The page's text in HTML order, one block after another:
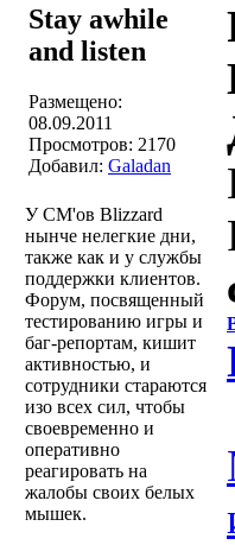
Stay awhile
and listen
Размещено:
08.09.2011
Просмотров: 2170
Добавил: Galadan
У CM'ов Blizzard
нынче нелегкие дни,
также как и у службы
поддержки клиентов.
Форум, посвященный
тестированию игры и
баг-репортам, кишит
активностью, и
сотрудники стараются
изо всех сил, чтобы
своевременно и
оперативно
реагировать на
жалобы своих белых
мышек.